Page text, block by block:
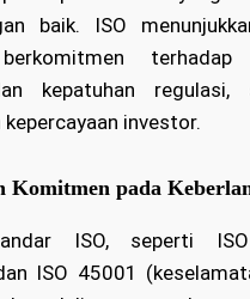
baik. ISO
terhadap
kepatuhan regulasi,
investor.
Komitmen pada
ISO, seperti
ISO 45001